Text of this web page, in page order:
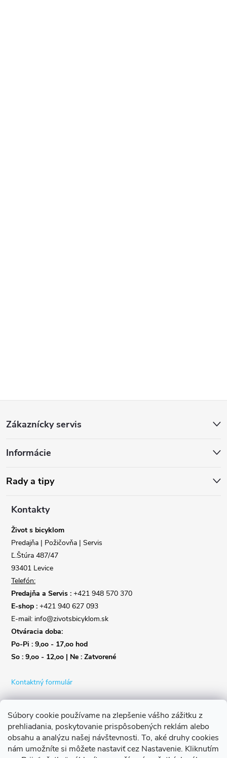
Súbory cookie používame na zlepšenie vášho zážitku z
prehliadania, poskytovanie prispôsobených reklám alebo
obsahu a analýzu našej návštevnosti. To, aké druhy cookies
nám umožníte si môžete nastaviť cez Nastavenie. Kliknutím
p
ä
Zákaznícky servis
Informácie
Rady a tipy
Kontakty
Život s bicyklom
Predajňa | Požičovňa | Servis
Ľ.Štúra 487/47
93401 Levice
Telefón:
Predajňa a Servis : +421 948 570 370
E-shop : +421 940 627 093
E-mail: info@zivotsbicyklom.sk
Otváracia doba:
Po-Pi : 9,oo - 17,oo hod
So : 9,oo - 12,oo | Ne : Zatvorené
Kontaktný formulár